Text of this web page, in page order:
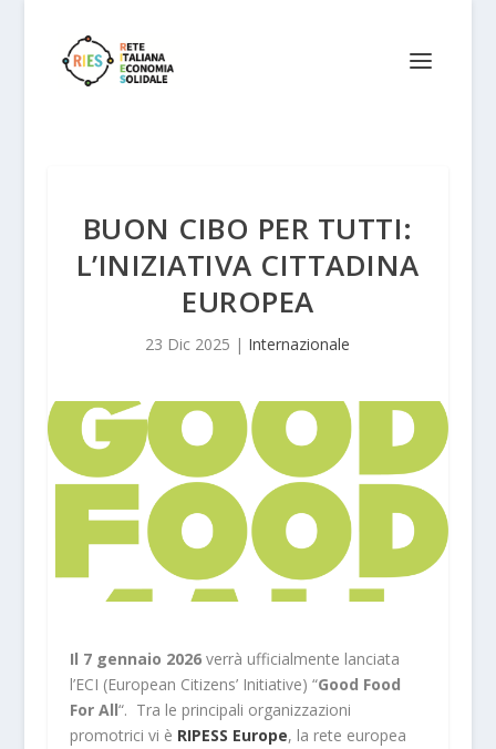
BUON CIBO PER TUTTI:
L’INIZIATIVA CITTADINA
EUROPEA
23 Dic 2025 | Internazionale
Il 7 gennaio 2026verrà ufficialmente lanciata
l’ECI (European Citizens’ Initiative) “Good Food
For All“. Tra le principali organizzazioni
promotrici vi è RIPESS Europe, la rete europea